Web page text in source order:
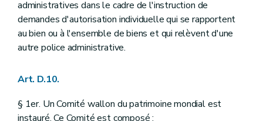
administratives dans le cadre de l'instruction de
demandes d'autorisation individuelle qui se rapportent
au bien ou à l'ensemble de biens et qui relèvent d'une
autre police administrative.
Art. D.10.
§ 1er. Un Comité wallon du patrimoine mondial est
instauré. Ce Comité est composé :